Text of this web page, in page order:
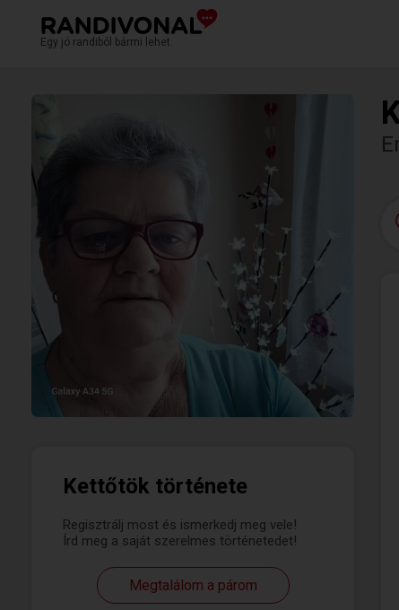
Egy jó randiból bármi lehet.
Kettőtök története
Regisztrálj most és ismerkedj meg vele!
Írd meg a saját szerelmes történetedet!
Megtalálom a párom